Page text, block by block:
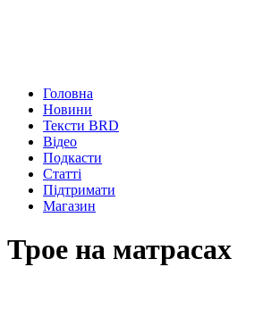
Головна
Новини
Тексти BRD
Відео
Подкасти
Статті
Підтримати
Магазин
Трое на матрасах